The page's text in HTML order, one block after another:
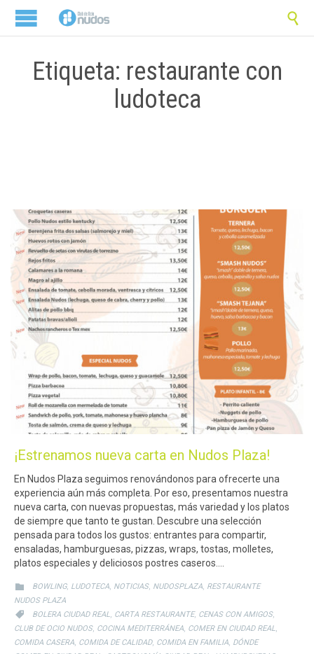

Etiqueta: restaurante con
ludoteca
¡Estrenamos nueva carta en Nudos Plaza!
En Nudos Plaza seguimos renovándonos para ofrecerte una
experiencia aún más completa. Por eso, presentamos nuestra
nueva carta, con nuevas propuestas, más variedad y los platos
de siempre que tanto te gustan. Descubre una selección
pensada para todos los gustos: entrantes para compartir,
ensaladas, hamburguesas, pizzas, wraps, tostas, molletes,
platos especiales y deliciosos postres caseros….
 CATEGORY
BOWLING, LUDOTECA, NOTICIAS, NUDOSPLAZA, RESTAURANTE
NUDOS PLAZA

CATEGORY
BOLERA CIUDAD REAL, CARTA RESTAURANTE, CENAS CON AMIGOS,
CLUB DE OCIO NUDOS, COCINA MEDITERRÁNEA, COMER EN CIUDAD REAL,
COMIDA CASERA, COMIDA DE CALIDAD, COMIDA EN FAMILIA, DÓNDE